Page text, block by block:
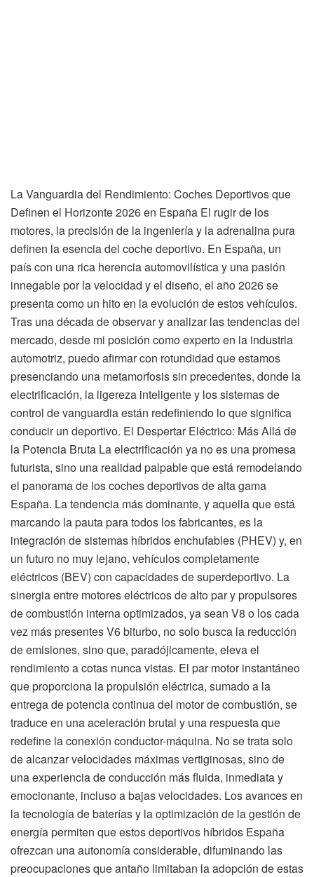
La Vanguardia del Rendimiento: Coches Deportivos que
Definen el Horizonte 2026 en España El rugir de los
motores, la precisión de la ingeniería y la adrenalina pura
definen la esencia del coche deportivo. En España, un
país con una rica herencia automovilística y una pasión
innegable por la velocidad y el diseño, el año 2026 se
presenta como un hito en la evolución de estos vehículos.
Tras una década de observar y analizar las tendencias del
mercado, desde mi posición como experto en la industria
automotriz, puedo afirmar con rotundidad que estamos
presenciando una metamorfosis sin precedentes, donde la
electrificación, la ligereza inteligente y los sistemas de
control de vanguardia están redefiniendo lo que significa
conducir un deportivo. El Despertar Eléctrico: Más Allá de
la Potencia Bruta La electrificación ya no es una promesa
futurista, sino una realidad palpable que está remodelando
el panorama de los coches deportivos de alta gama
España. La tendencia más dominante, y aquella que está
marcando la pauta para todos los fabricantes, es la
integración de sistemas híbridos enchufables (PHEV) y, en
un futuro no muy lejano, vehículos completamente
eléctricos (BEV) con capacidades de superdeportivo. La
sinergia entre motores eléctricos de alto par y propulsores
de combustión interna optimizados, ya sean V8 o los cada
vez más presentes V6 biturbo, no solo busca la reducción
de emisiones, sino que, paradójicamente, eleva el
rendimiento a cotas nunca vistas. El par motor instantáneo
que proporciona la propulsión eléctrica, sumado a la
entrega de potencia continua del motor de combustión, se
traduce en una aceleración brutal y una respuesta que
redefine la conexión conductor-máquina. No se trata solo
de alcanzar velocidades máximas vertiginosas, sino de
una experiencia de conducción más fluida, inmediata y
emocionante, incluso a bajas velocidades. Los avances en
la tecnología de baterías y la optimización de la gestión de
energía permiten que estos deportivos híbridos España
ofrezcan una autonomía considerable, difuminando las
preocupaciones que antaño limitaban la adopción de estas